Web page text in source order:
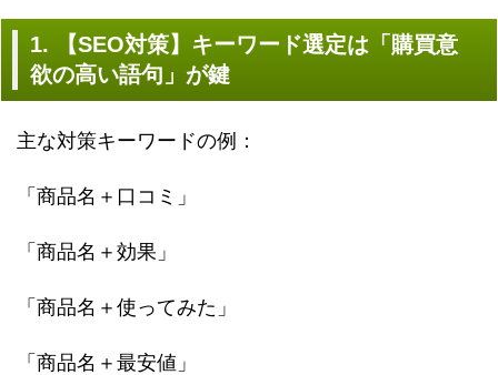
1. 【SEO対策】キーワード選定は「購買意
欲の高い語句」が鍵
主な対策キーワードの例：
「商品名＋口コミ」
「商品名＋効果」
「商品名＋使ってみた」
「商品名＋最安値」